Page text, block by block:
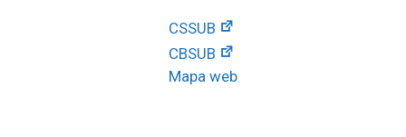
CSSUB
CBSUB
Mapa web